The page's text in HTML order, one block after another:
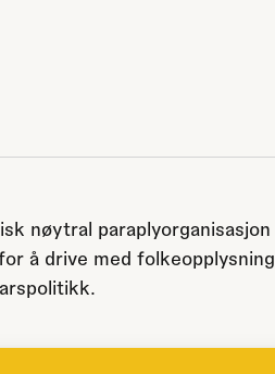
nøytral paraplyorganisasjon
å drive med folkeopplysning